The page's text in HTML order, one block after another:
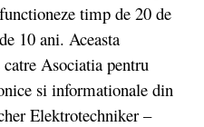
timp de 20 de
10 ani. Aceasta
Asociatia pentru
si informationale din
Elektrotechniker –